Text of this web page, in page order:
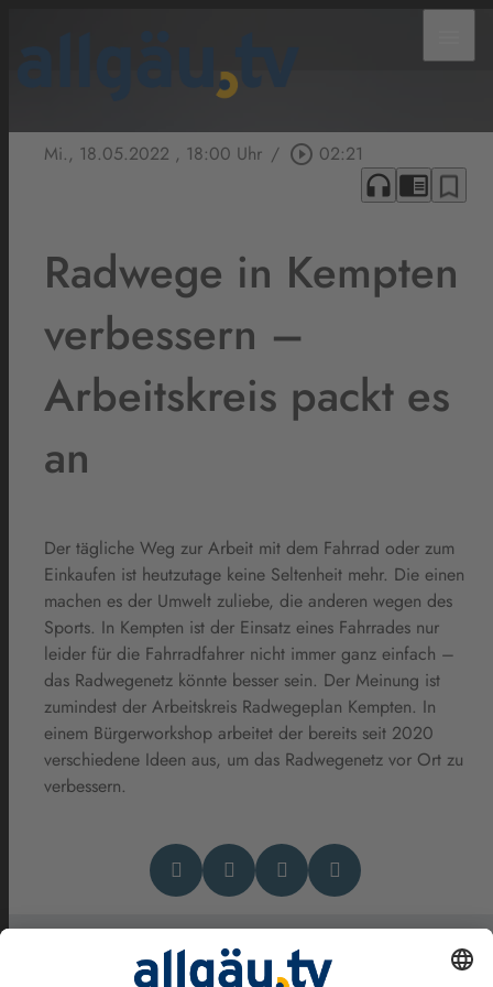
Mi., 18.05.2022 , 18:00 Uhr / play_circle_outline 02:21
headphones chrome_reader_mode bookmark_border
Radwege in Kempten
verbessern –
Arbeitskreis packt es
an
Der tägliche Weg zur Arbeit mit dem Fahrrad oder zum
Einkaufen ist heutzutage keine Seltenheit mehr. Die einen
machen es der Umwelt zuliebe, die anderen wegen des
Sports. In Kempten ist der Einsatz eines Fahrrades nur
leider für die Fahrradfahrer nicht immer ganz einfach –
das Radwegenetz könnte besser sein. Der Meinung ist
zumindest der Arbeitskreis Radwegeplan Kempten. In
einem Bürgerworkshop arbeitet der bereits seit 2020
verschiedene Ideen aus, um das Radwegenetz vor Ort zu
verbessern.